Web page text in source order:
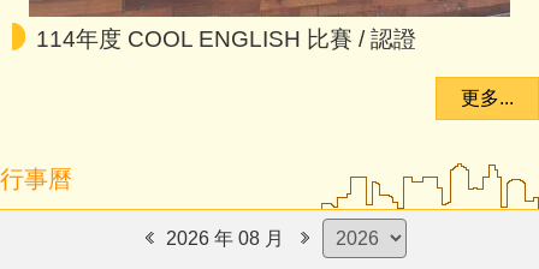
114年度 COOL ENGLISH 比賽 / 認證
更多...
行事曆
2026 年 08 月